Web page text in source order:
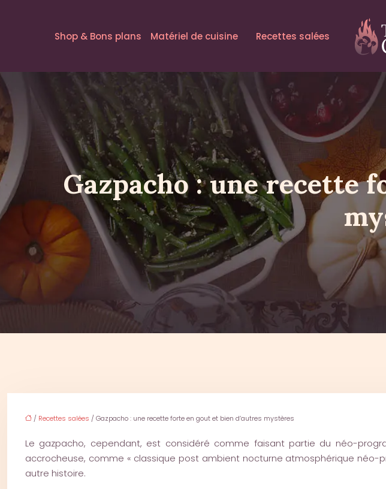
Recettes salées
Matériel de cuisine
Shop & Bons plans
Gazpacho : une recette
/ Recettes salées / Gazpacho : une recette forte en gout et bien d’autres mystères
Le gazpacho, cependant, est considéré comme faisant partie du néo-
accrocheuse, comme « classique post ambient nocturne atmosphérique néo-
autre histoire.